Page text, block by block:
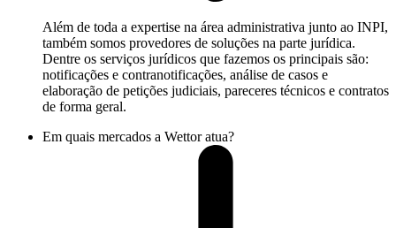
Além de toda a expertise na área administrativa junto ao INPI,
também somos provedores de soluções na parte jurídica.
Dentre os serviços jurídicos que fazemos os principais são:
notificações e contranotificações, análise de casos e
elaboração de petições judiciais, pareceres técnicos e contratos
de forma geral.
Em quais mercados a Wettor atua?